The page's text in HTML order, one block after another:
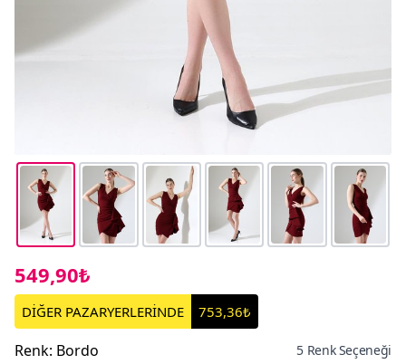
549,90₺
DİĞER PAZARYERLERİNDE 753,36₺
Renk: Bordo 5 Renk Seçeneği